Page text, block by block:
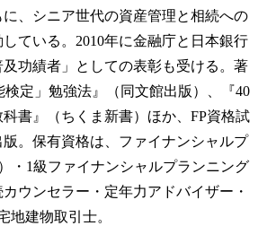
、シニア世代の資産管理と相続への
ている。2010年に金融庁と日本銀行
功績者」としての表彰も受ける。著
検定」勉強法』（同文館出版）、『40
書』（ちくま新書）ほか、FP資格試
。保有資格は、ファイナンシャルプ
・1級ファイナンシャルプランニング
ウンセラー・定年力アドバイザー・
地建物取引士。